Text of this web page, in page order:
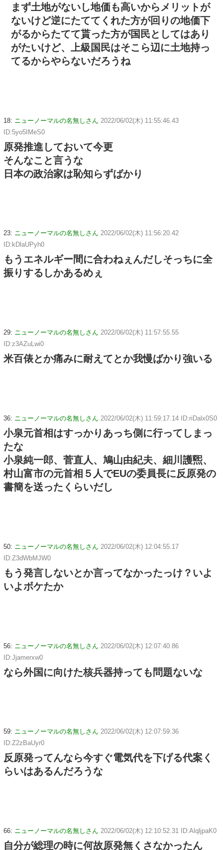
まず土地がないし地価も高いからメリットが
ないけど逆にたててくれた方が回りの地価下
がるからたてて貰った方が国民としてはあり
がたいけど、上級国民はそこら辺に土地持っ
てるからやらないだろうね
18: ニューノーマルの名無しさん 2022/06/02(木) 11:55:46.43
ID:5yo5IMeS0
原発推進しておいて今更
そんなこと言うな
日本の政治家は恥知らずばかり
23: ニューノーマルの名無しさん 2022/06/02(木) 11:56:20.42
ID:kDlaUPyh0
もうエネルギー間に合わねぇんだしそっちに全
振りするしかあるめぇ
29: ニューノーマルの名無しさん 2022/06/02(木) 11:57:55.55
ID:z3AZuLwi0
米百俵とか痛みに耐えてとか我慢ばかり強いる
36: ニューノーマルの名無しさん 2022/06/02(木) 11:59:17.14 ID:riDalx0S0
小泉元首相はすっかりあっち側に行ってしまっ
たな
小泉純一郎、菅直人、鳩山由紀夫、細川護煕、
村山富市の元首相５人でEUの委員長に反原発の
書簡を送ったくらいだし
50: ニューノーマルの名無しさん 2022/06/02(木) 12:04:55.17
ID:Z3dWbMJW0
もう発言しないとか言ってなかったっけ？いよ
いよボケたか
56: ニューノーマルの名無しさん 2022/06/02(木) 12:07:40.86
ID:Jjamerxw0
なら外国に向けた核兵器持っても問題ないな
59: ニューノーマルの名無しさん 2022/06/02(木) 12:07:59.36
ID:Z2zBaUyr0
反原発ってんなら今すぐ電気代を下げる代案く
らいはあるんだろうな
66: ニューノーマルの名無しさん 2022/06/02(木) 12:10:52.31 ID:AlqljpaK0
自分が総理の時に何故原発無くさなかったん